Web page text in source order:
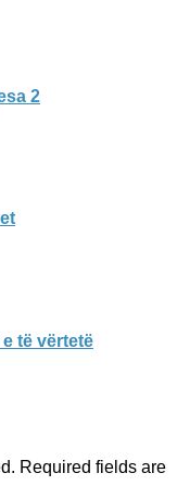
2
të vërtetë
Required fields are